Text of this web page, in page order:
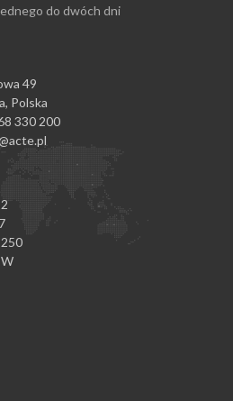
do dwóch dni
49
Polska
330 200